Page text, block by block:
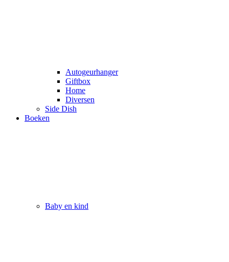
Autogeurhanger
Giftbox
Home
Diversen
Side Dish
Boeken
Baby en kind